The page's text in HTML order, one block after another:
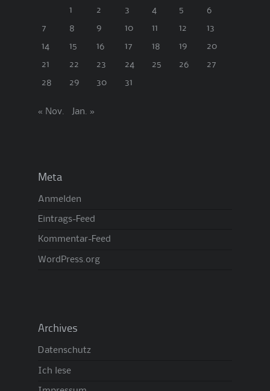
1
2 3 4 5 6
7 8 9 10 11 12 13
14 15 16 17 18 19 20
21 22 23 24 25 26 27
28 29 30 31
« Nov. Jan. »
Meta
Anmelden
Eintrags-Feed
Kommentar-Feed
WordPress.org
Archives
Datenschutz
Ich lese